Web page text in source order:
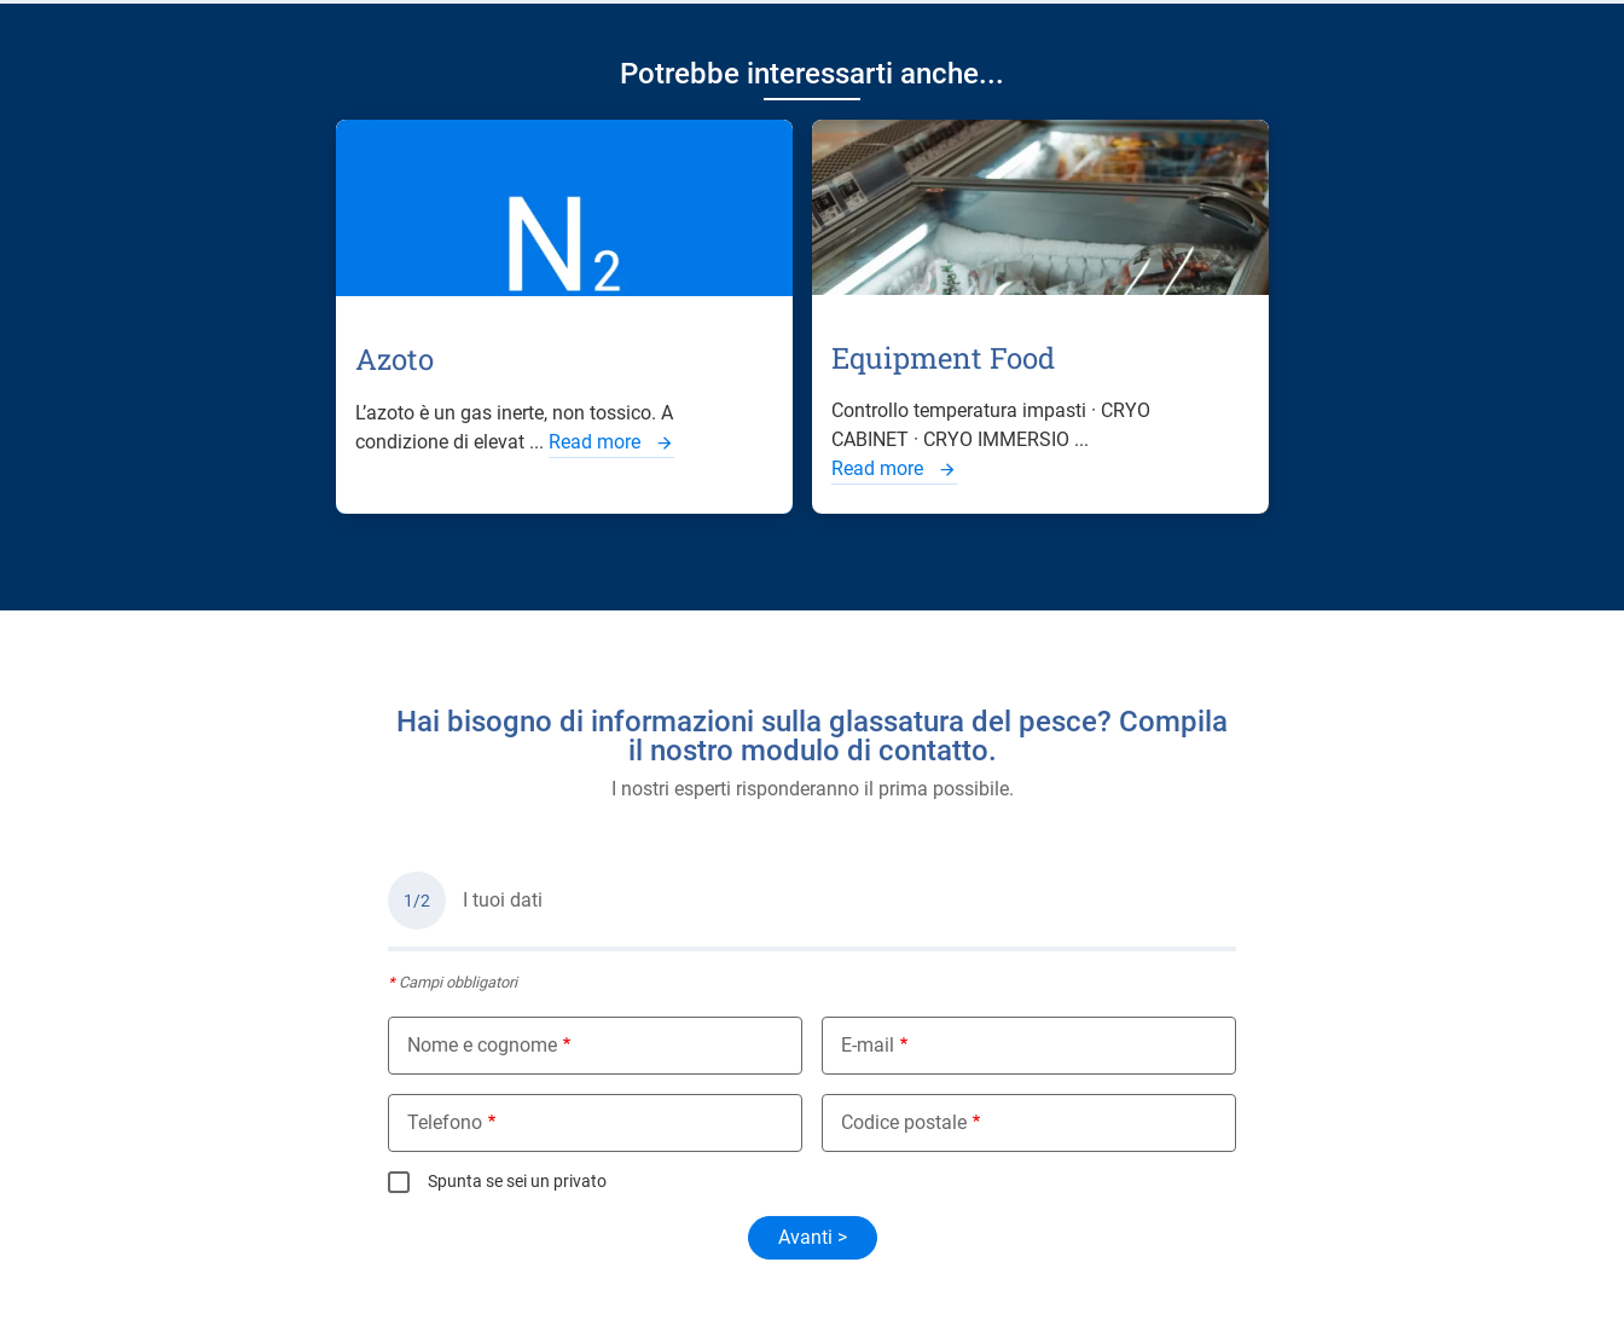
Potrebbe interessarti anche...
Azoto
L’azoto è un gas inerte, non tossico. A
condizione di elevat ... Read more
Equipment Food
Controllo temperatura impasti · CRYO
CABINET · CRYO IMMERSIO ...
Read more
Hai bisogno di informazioni sulla glassatura del pesce? Compila
il nostro modulo di contatto.
I nostri esperti risponderanno il prima possibile.
1/2 I tuoi dati
*Campi obbligatori
Nome e cognome E-mail
Telefono Codice postale
Spunta se sei un privato